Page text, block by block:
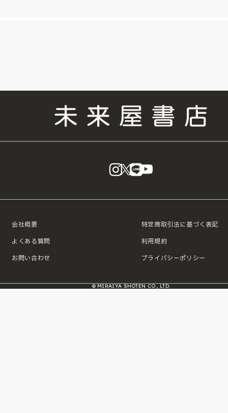
instagram
X LINE
会社概要
よくある質問
お問い合わせ
特定商取引法に基づく表記
利用規約
プライバシーポリシー
© MIRAIYA SHOTEN CO., LTD.